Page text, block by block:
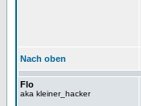
Nach oben
Flo
aka kleiner_hacker